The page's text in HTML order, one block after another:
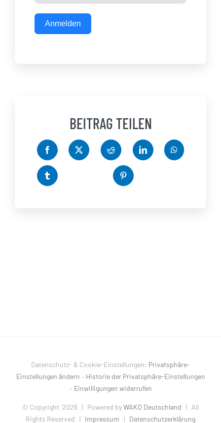
Anmelden
BEITRAG TEILEN
Datenschutz- & Cookie-Einstellungen: Privatsphäre-
Einstellungen ändern – Historie der Privatsphäre-Einstellungen
– Einwilligungen widerrufen
© Copyright 2026 | Powered byWAKO Deutschland | All
Rights Reserved | Impressum | Datenschutzerklärung